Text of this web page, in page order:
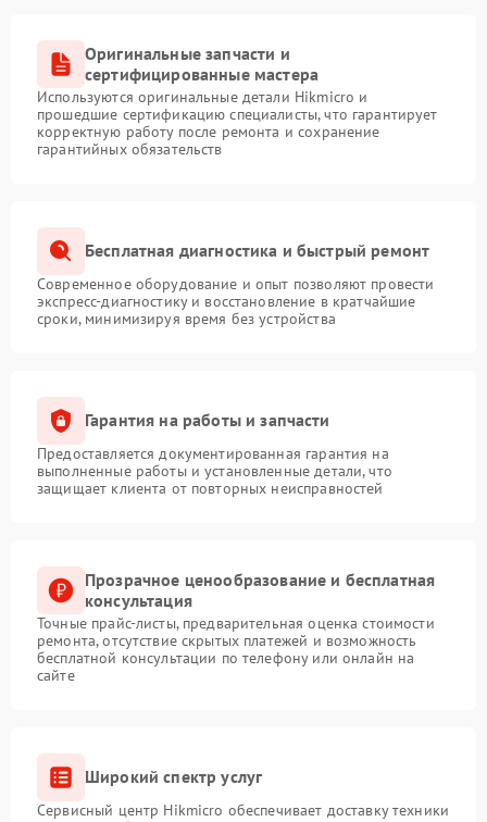
Оригинальные запчасти и
сертифицированные мастера
Используются оригинальные детали Hikmicro и
прошедшие сертификацию специалисты, что гарантирует
корректную работу после ремонта и сохранение
гарантийных обязательств
Бесплатная диагностика и быстрый ремонт
Современное оборудование и опыт позволяют провести
экспресс-диагностику и восстановление в кратчайшие
сроки, минимизируя время без устройства
Гарантия на работы и запчасти
Предоставляется документированная гарантия на
выполненные работы и установленные детали, что
защищает клиента от повторных неисправностей
Прозрачное ценообразование и бесплатная
консультация
Точные прайс-листы, предварительная оценка стоимости
ремонта, отсутствие скрытых платежей и возможность
бесплатной консультации по телефону или онлайн на
сайте
Широкий спектр услуг
Сервисный центр Hikmicro обеспечивает доставку техники